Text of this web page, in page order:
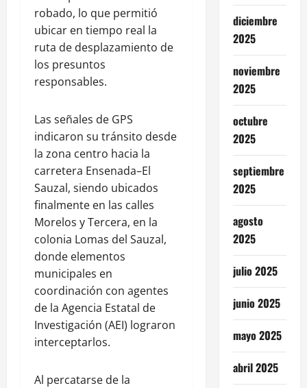
robado, lo que permitió
ubicar en tiempo real la
ruta de desplazamiento de
los presuntos
responsables.
Las señales de GPS
indicaron su tránsito desde
la zona centro hacia la
carretera Ensenada–El
Sauzal, siendo ubicados
finalmente en las calles
Morelos y Tercera, en la
colonia Lomas del Sauzal,
donde elementos
municipales en
coordinación con agentes
de la Agencia Estatal de
Investigación (AEI) lograron
interceptarlos.
Al percatarse de la
diciembre
2025
noviembre
2025
octubre
2025
septiembre
2025
agosto
2025
julio 2025
junio 2025
mayo 2025
abril 2025